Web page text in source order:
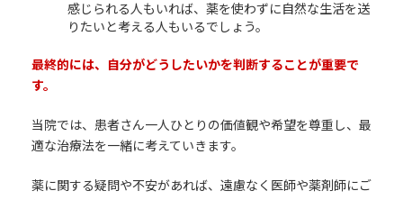
感じられる人もいれば、薬を使わずに自然な生活を送
りたいと考える人もいるでしょう。
最終的には、自分がどうしたいかを判断することが重要で
す。
当院では、患者さん一人ひとりの価値観や希望を尊重し、最
適な治療法を一緒に考えていきます。
薬に関する疑問や不安があれば、遠慮なく医師や薬剤師にご